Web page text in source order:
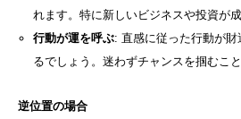
れます。特に新しいビジネスや投資が
行動が運を呼ぶ: 直感に従った行動が
るでしょう。迷わずチャンスを掴むこと
逆位置の場合